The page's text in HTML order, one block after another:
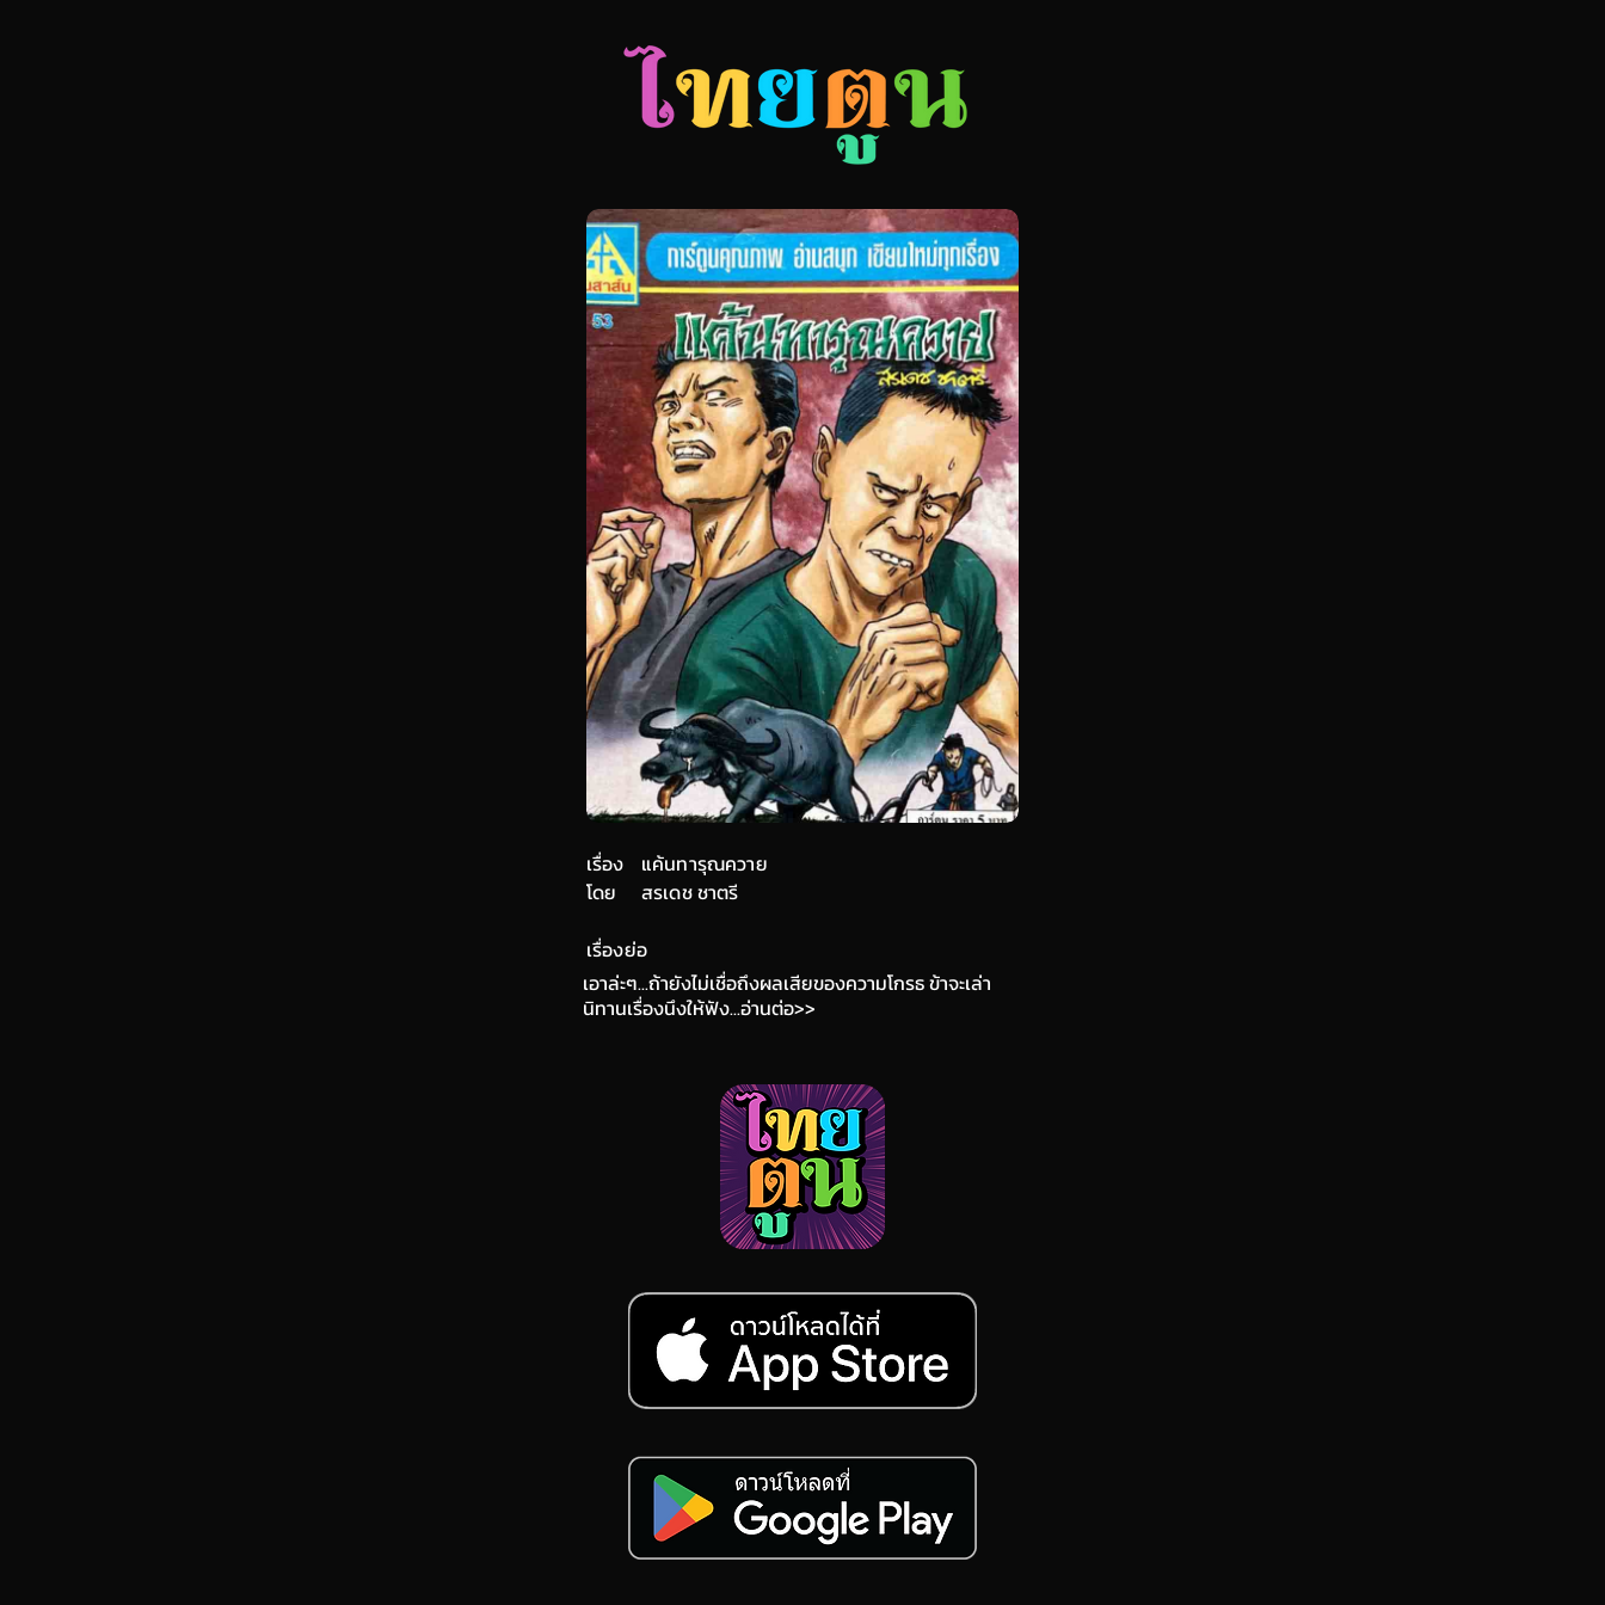
เรื่อง
โดย
แค้นทารุณควาย
สรเดช ชาตรี
เรื่องย่อ
เอาล่ะๆ...ถ้ายังไม่เชื่อถึงผลเสียของความโกรธ ข้าจะเล่า
นิทานเรื่องนึงให้ฟัง...อ่านต่อ>>